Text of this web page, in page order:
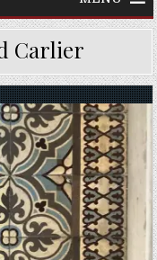
Carlier